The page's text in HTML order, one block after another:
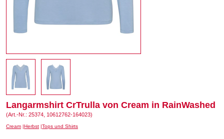
Langarmshirt CrTrulla von Cream in RainWashed
(Art.-Nr.: 25374, 10612762-164023)
Cream Herbst Tops und Shirts